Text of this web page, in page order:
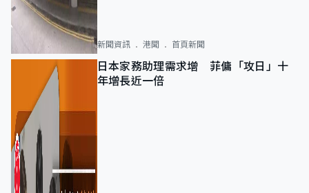
新聞資訊 港聞 首頁新聞
日本家務助理需求增 菲傭「攻日」十
年增長近一倍